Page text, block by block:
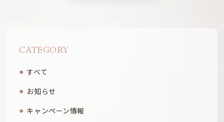
CATEGORY
すべて
お知らせ
キャンペーン情報